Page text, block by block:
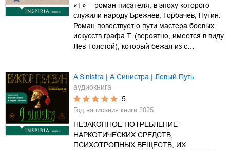
«T» – роман писателя, в эпоху которого
служили народу Брежнев, Горбачев, Путин.
Роман повествует о пути мастера боевых
искусств графа Т. (вероятно, имеется в виду
Лев Толстой), который бежал из с…
A Sinistra | А Синистра | Левый Путь
аудиокнига
5
Год написания книги 2025
НЕЗАКОННОЕ ПОТРЕБЛЕНИЕ
НАРКОТИЧЕСКИХ СРЕДСТВ,
ПСИХОТРОПНЫХ ВЕЩЕСТВ, ИХ